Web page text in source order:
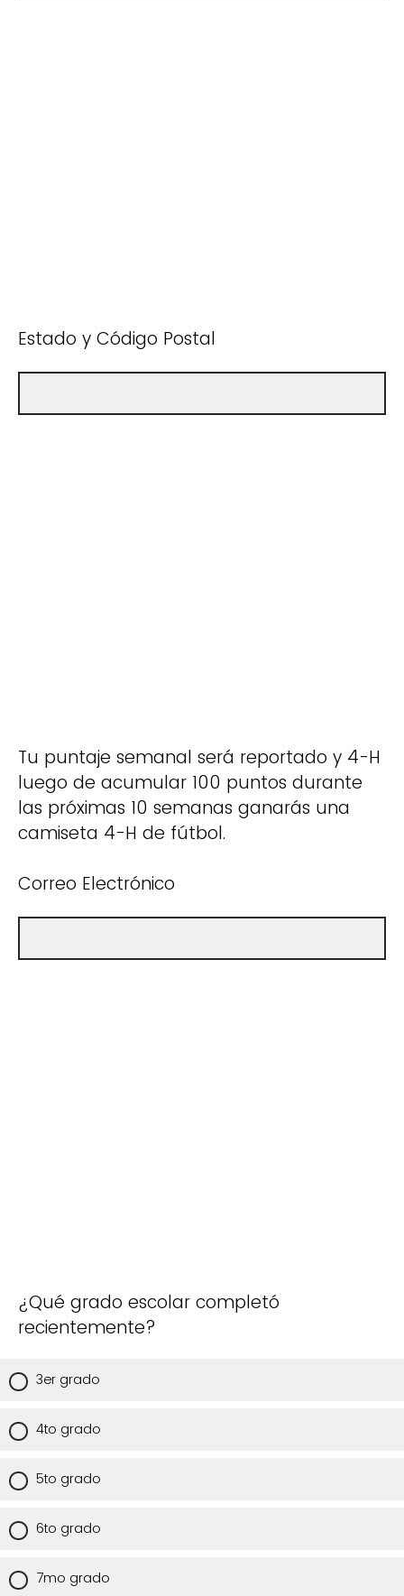
Estado y Código Postal
Tu puntaje semanal será reportado y 4-H
luego de acumular 100 puntos durante
las próximas 10 semanas ganarás una
camiseta 4-H de fútbol.
Correo Electrónico
¿Qué grado escolar completó
recientemente?
3er grado
4to grado
5to grado
6to grado
7mo grado